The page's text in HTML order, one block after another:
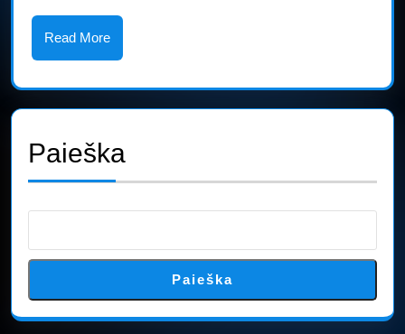
Read MoreRead
More
Paieška
Paieška